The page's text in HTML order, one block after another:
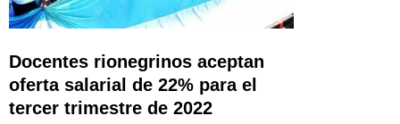
Docentes rionegrinos aceptan
oferta salarial de 22% para el
tercer trimestre de 2022